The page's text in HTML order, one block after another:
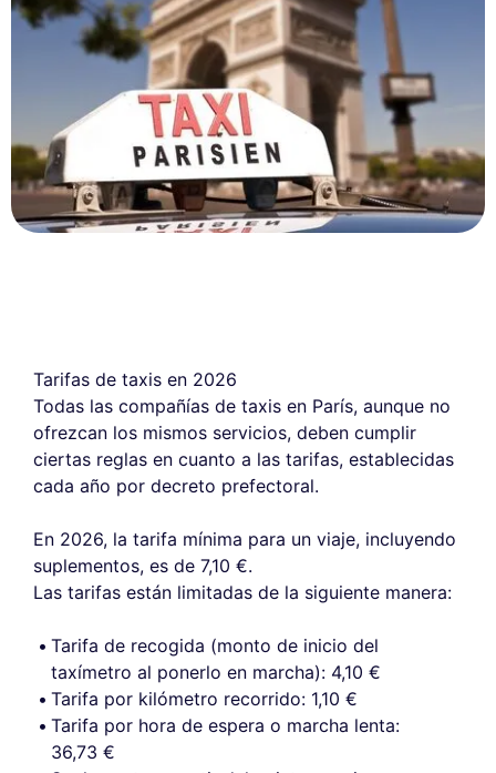
Tarifas de taxis en 2026
Todas las compañías de taxis en París, aunque no
ofrezcan los mismos servicios, deben cumplir
ciertas reglas en cuanto a las tarifas, establecidas
cada año por decreto prefectoral.
En 2026, la tarifa mínima para un viaje, incluyendo
suplementos, es de 7,10 €.
Las tarifas están limitadas de la siguiente manera:
Tarifa de recogida (monto de inicio del
taxímetro al ponerlo en marcha): 4,10 €
Tarifa por kilómetro recorrido: 1,10 €
Tarifa por hora de espera o marcha lenta:
36,73 €